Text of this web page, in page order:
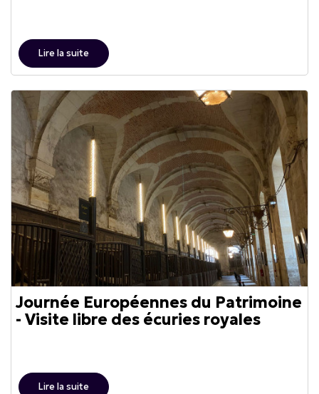
Lire la suite
Journée Européennes du Patrimoine
- Visite libre des écuries royales
Lire la suite